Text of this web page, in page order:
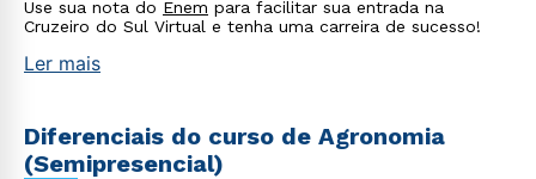
Use sua nota do Enem para facilitar sua entrada na
Cruzeiro do Sul Virtual e tenha uma carreira de sucesso!
Ler mais
Diferenciais do curso de Agronomia
(Semipresencial)